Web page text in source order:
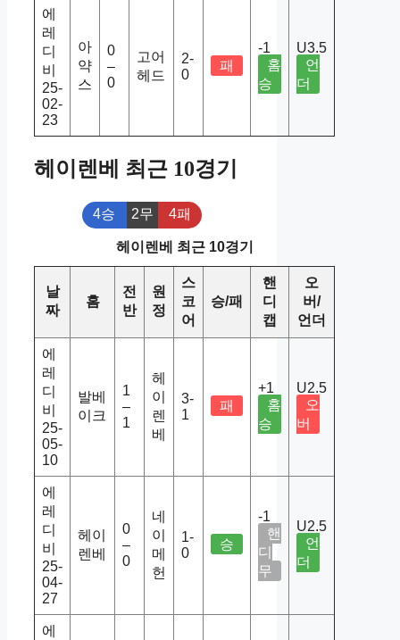
에
레
디
비
25-
02-
23
아
약
스
0
–
0
고어
헤드
2-
0
패
-1
홈
승
U3.5
언
더
헤이렌베 최근 10경기
4승 2무 4패
헤이렌베 최근 10경기
날
짜
홈
전
반
원
정
스
코
어
승/패
핸
디
캡
오
버/
언더
에
레
디
비
25-
05-
10
발베
이크
1
–
1
헤
이
렌
베
3-
1
패
+1
홈
승
U2.5
오
버
에
레
디
비
25-
04-
27
헤이
렌베
0
–
0
네
이
메
헌
1-
0
승
-1
핸
디
무
U2.5
언
더
에